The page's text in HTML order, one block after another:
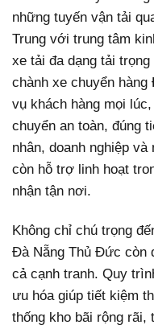
những tuyến vận tải
Trung với trung tâm
xe tải đa dạng tải
chành xe chuyển
vụ khách hàng mọi
chuyển an toàn, đúng
nhân, doanh nghiệp
còn hỗ trợ linh hoạt
nhận tận nơi.
Không chỉ chú trọng
Đà Nẵng Thủ Đức còn
cả cạnh tranh. Quy
ưu hóa giúp tiết kiệm
thống kho bãi rộng rãi,